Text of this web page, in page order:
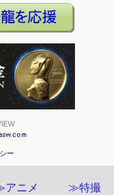
ー
ニメ ≫特撮